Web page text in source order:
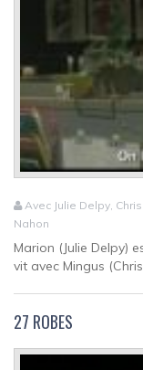
Avec Julie Delpy,
Nahon
Marion (Julie Delpy)
vit avec Mingus
27 ROBES